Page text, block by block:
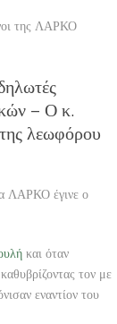
της ΛΑΡΚΟ
– Ο κ.
λεωφόρου
ΛΑΡΚΟ έγινε ο
και όταν
τον με
εναντίον του